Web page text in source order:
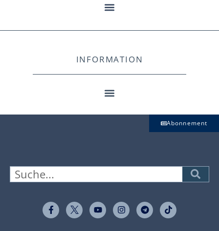
INFORMATION
Abonnement